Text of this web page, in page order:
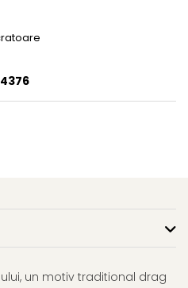
un motiv traditional drag